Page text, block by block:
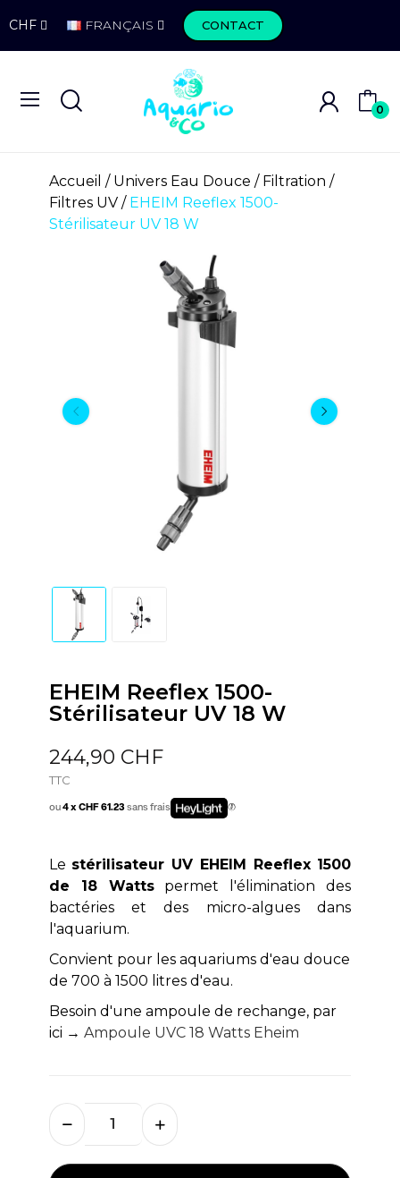
CHF FRANÇAIS CONTACT
0
Accueil Univers Eau Douce
Filtration
Filtres UV
EHEIM Reeflex 1500-
Stérilisateur UV 18 W
EHEIM Reeflex 1500-
Stérilisateur UV 18 W
244,90 CHF
TTC
ou4 x CHF 61.23sans frais
Le stérilisateur UV EHEIM Reeflex 1500
de 18 Wattspermet l'élimination des
bactéries et des micro-algues dans
l'aquarium.
Convient pour les aquariums d'eau douce
de 700 à 1500 litres d'eau.
Besoin d'une ampoule de rechange, par
ici → Ampoule UVC 18 Watts Eheim